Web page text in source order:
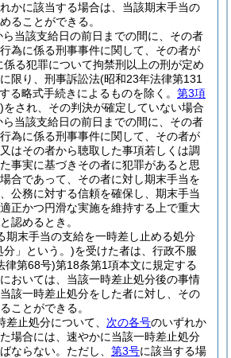
かに該当する場合は、当該期末手当の
ることができる。
当該支給日の前日までの間に、その者
為に係る刑事事件に関して、その者が
係る犯罪について拘禁刑以上の刑が定め
限り、刑事訴訟法(昭和23年法律第131
る略式手続きによるものを除く。 第3項
をされ、その判決が確定していない場合
当該支給日の前日までの間に、その者
為に係る刑事事件に関して、その者が
はその者から聴取した事項若しくは調
事実に基づきその者に犯罪があると思
合であって、その者に対し期末手当を
公務に対する信頼を確保し、期末手当
正かつ円滑な実施を維持する上で重大
認めるとき。
期末手当の支給を一時差し止める処分
分」という。)を受けた者は、行政不服
律第68号)第18条第1項本文に規定する
おいては、当該一時差止処分後の事情
該一時差止処分をした者に対し、その
ことができる。
止処分について、 次の各号のいずれか
場合には、速やかに当該一時差止処分
ならない。 ただし、 第3号に該当する場